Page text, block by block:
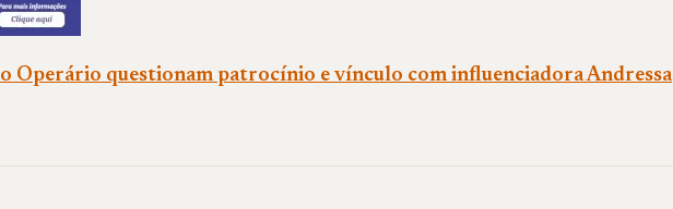
Operário questionam patrocínio e vínculo com influenciadora Andressa